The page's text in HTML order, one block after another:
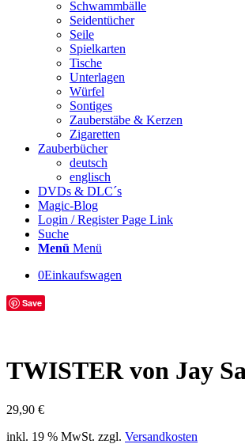
Schwammbälle
Seidentücher
Seile
Spielkarten
Tische
Unterlagen
Würfel
Sontiges
Zauberstäbe & Kerzen
Zigaretten
Zauberbücher
deutsch
englisch
DVDs & DLC´s
Magic-Blog
Login / Register Page Link
Suche
Menü Menü
0Einkaufswagen
Save
TWISTER von Jay
29,90 €
inkl. 19 % MwSt. zzgl. Versandkosten